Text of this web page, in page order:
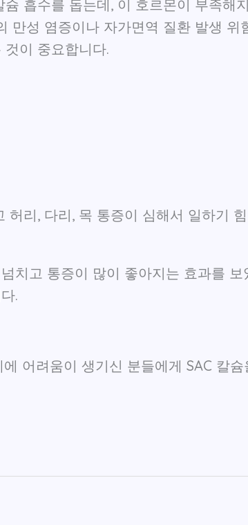
흡수를 돕는데, 이 호르몬이 부족해
성 염증이나 자가면역 질환 발생 위
이 중요합니다.
리, 다리, 목 통증이 심해서 일하기
치고 통증이 많이 좋아지는 효과를
.
어려움이 생기신 분들에게 SAC 칼